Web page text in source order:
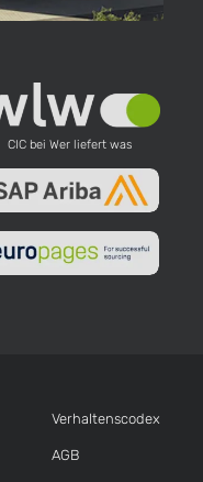
CIC bei Wer liefert was
Verhaltens­codex
AGB